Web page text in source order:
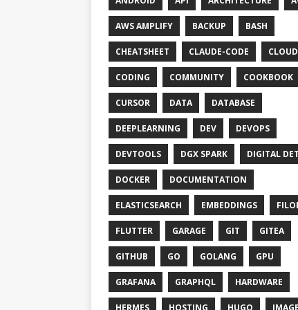
AWS AMPLIFY BACKUP BASH
CHEATSHEET CLAUDE-CODE CLOUD
CODING COMMUNITY COOKBOOK
CURSOR DATA DATABASE
DEEPLEARNING DEV DEVOPS
DEVTOOLS DGX SPARK DIGITAL
DOCKER DOCUMENTATION
ELASTICSEARCH EMBEDDINGS
FLUTTER GARAGE GIT GITEA
GITHUB GO GOLANG GPU
GRAFANA GRAPHQL HARDWARE
HERMES HOSTING HUGO